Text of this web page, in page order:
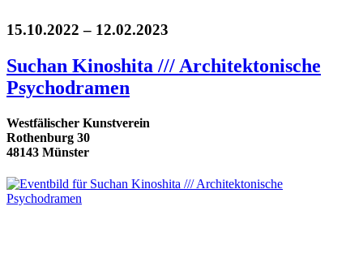
15.10.2022 – 12.02.2023
Suchan Kinoshita /// Architektonische
Psychodramen
Westfälischer Kunstverein
Rothenburg 30
48143 Münster